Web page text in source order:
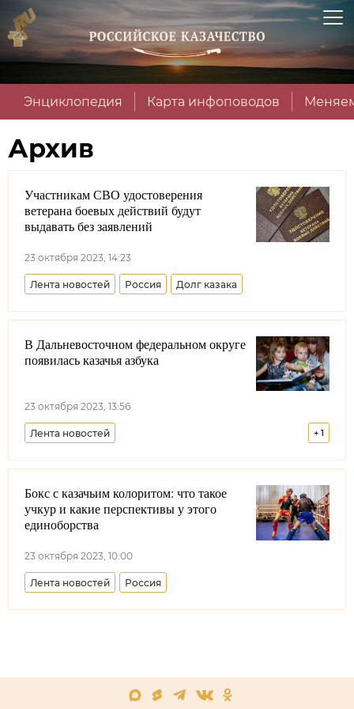
Энциклопедия Карта инфоповодов
Архив
Участникам СВО удостоверения
ветерана боевых действий будут
выдавать без заявлений
23 октября 2023, 14:23
Лента новостей Россия Долг казака
В Дальневосточном федеральном округе
появилась казачья азбука
23 октября 2023, 13:56
+ 1
Лента новостей
Уссурийское войсковое казачье общество
Бокс с казачьим колоритом: что такое
учкур и какие перспективы у этого
единоборства
23 октября 2023, 10:00
Лента новостей Россия